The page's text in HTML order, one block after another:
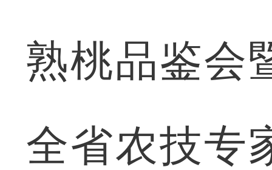
熟桃品鉴会
全省农技专